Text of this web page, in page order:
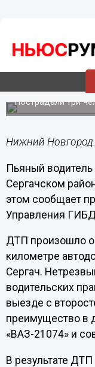
13.01.202014:34
Пьяный
в
Пострадали три
Нижний Новгород.
Пьяный
Сергачском
этом сообщает
Управления
ДТП произошло
километре
Сергач.
водительских
выезде с
преимущество в
«ВАЗ-21074» и
В результате